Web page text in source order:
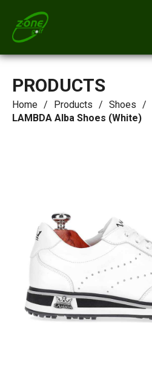
PRODUCTS
Home Products Shoes
LAMBDA Alba Shoes (White)